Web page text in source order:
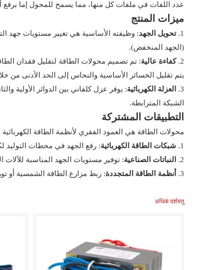
عدد اللفات في ملفات كل منها، مما يسمح للمحول إما
ميزات المنتج
1. تحويل الجهد: وظيفته الأساسية هي تغيير مستويات جهد
(الجهد المنخفض).
2. كفاءة عالية
يتم تقليل الخسائر الأساسية والنحاس إلى الحد الأدنى من
3.
العزلة الكهربائية: يوفر عزل كلفاني بين الدوائر الأولية
الشبكة المترابطة.
التطبيقات المشتركة
محولات الطاقة هي العمود الفقري لأنظمة الطاقة
1.
شبكات الطاقة الكهربائية: رفع الجهد في محطات التوليد
2.
النباتات الصناعية: توفير مستويات الجهد المناسبة للآلات
3.
أنظمة الطاقة المتجددة: ربط مزارع الطاقة الشمسية أو
अधिकं दर्शयतु